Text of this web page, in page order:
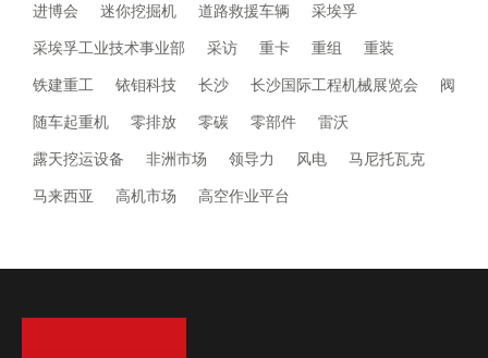
进博会
迷你挖掘机 道路救援车辆
采埃孚
采埃孚工业技术事业部
采访 重卡 重组
重装
铁建重工
铱钼科技 长沙 长沙国际工程机械展览会
阀
随车起重机
零排放 零碳 零部件
雷沃
露天挖运设备
非洲市场 领导力 风电
马尼托瓦克
马来西亚
高机市场 高空作业平台